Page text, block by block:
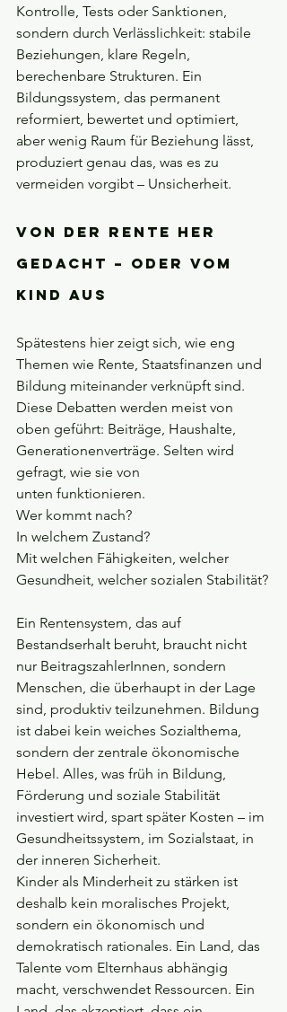
Kontrolle, Tests oder Sanktionen,
sondern durch Verlässlichkeit: stabile
Beziehungen, klare Regeln,
berechenbare Strukturen. Ein
Bildungssystem, das permanent
reformiert, bewertet und optimiert,
aber wenig Raum für Beziehung lässt,
produziert genau das, was es zu
vermeiden vorgibt – Unsicherheit.
Von der Rente her
gedacht – oder vom
Kind aus
Spätestens hier zeigt sich, wie eng
Themen wie Rente, Staatsfinanzen und
Bildung miteinander verknüpft sind.
Diese Debatten werden meist von
oben geführt: Beiträge, Haushalte,
Generationenverträge. Selten wird
gefragt, wie sie von
unten funktionieren.
Wer kommt nach?
In welchem Zustand?
Mit welchen Fähigkeiten, welcher
Gesundheit, welcher sozialen Stabilität?
Ein Rentensystem, das auf
Bestandserhalt beruht, braucht nicht
nur BeitragszahlerInnen, sondern
Menschen, die überhaupt in der Lage
sind, produktiv teilzunehmen. Bildung
ist dabei kein weiches Sozialthema,
sondern der zentrale ökonomische
Hebel. Alles, was früh in Bildung,
Förderung und soziale Stabilität
investiert wird, spart später Kosten – im
Gesundheitssystem, im Sozialstaat, in
der inneren Sicherheit.
Kinder als Minderheit zu stärken ist
deshalb kein moralisches Projekt,
sondern ein ökonomisch und
demokratisch rationales. Ein Land, das
Talente vom Elternhaus abhängig
macht, verschwendet Ressourcen. Ein